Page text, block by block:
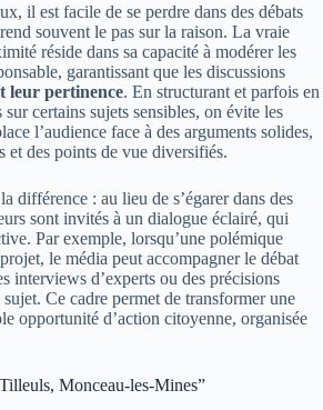
il est facile de se perdre dans des débats
souvent le pas sur la raison. La vraie
réside dans sa capacité à modérer les
garantissant que les discussions
leur pertinence. En structurant et parfois en
certains sujets sensibles, on évite les
l’audience face à des arguments solides,
et des points de vue diversifiés.
différence : au lieu de s’égarer dans des
sont invités à un dialogue éclairé, qui
Par exemple, lorsqu’une polémique
le média peut accompagner le débat
interviews d’experts ou des précisions
Ce cadre permet de transformer une
opportunité d’action citoyenne, organisée
Monceau-les-Mines”